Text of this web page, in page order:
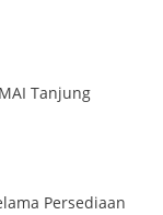
Tanjung
Persediaan